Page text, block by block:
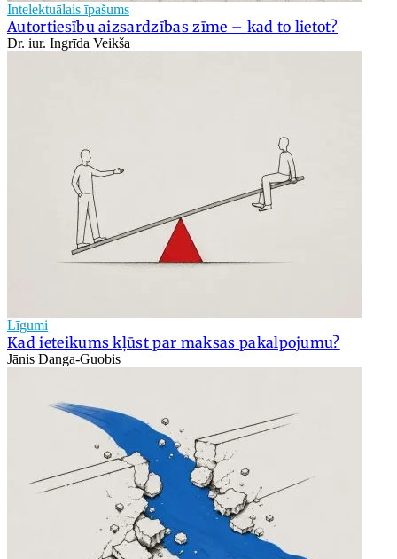
Intelektuālais īpašums
Autortiesību aizsardzības zīme – kad to lietot?
Dr. iur. Ingrīda Veikša
Līgumi
Kad ieteikums kļūst par maksas pakalpojumu?
Jānis Danga-Guobis